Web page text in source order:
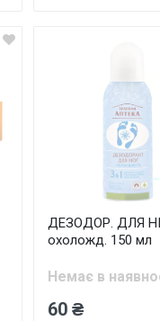
ДЕЗОДОР. ДЛЯ
охоложд. 150 мл
Немає в
60 ₴